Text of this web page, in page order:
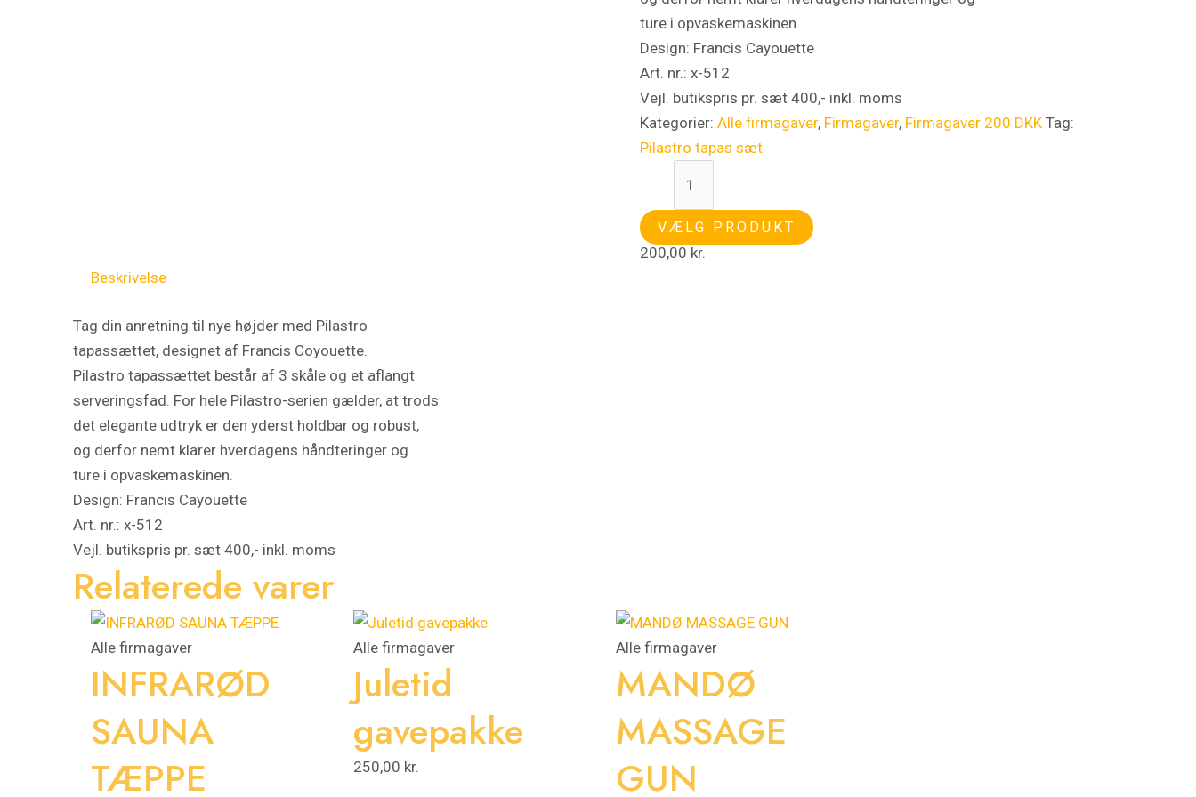
ture i opvaskemaskinen.
Design: Francis Cayouette
Art. nr.: x-512
Vejl. butikspris pr. sæt 400,- inkl. moms
Kategorier:Alle firmagaver, Firmagaver, Firmagaver 200 DKK Tag:
Pilastro tapas sæt
VÆLG PRODUKT
200,00 kr.
Beskrivelse
Tag din anretning til nye højder med Pilastro
tapassættet, designet af Francis Coyouette.
Pilastro tapassættet består af 3 skåle og et aflangt
serveringsfad. For hele Pilastro-serien gælder, at trods
det elegante udtryk er den yderst holdbar og robust,
og derfor nemt klarer hverdagens håndteringer og
ture i opvaskemaskinen.
Design: Francis Cayouette
Art. nr.: x-512
Vejl. butikspris pr. sæt 400,- inkl. moms
Relaterede varer
Alle firmagaver
INFRARØD
SAUNA
TÆPPE
Alle firmagaver
Juletid
gavepakke
250,00 kr.
Alle firmagaver
MANDØ
MASSAGE
GUN